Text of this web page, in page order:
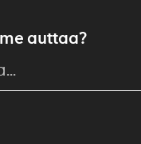
auttaa?